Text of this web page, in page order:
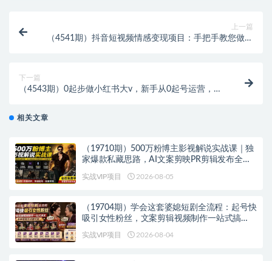
上一篇
（4541期）抖音短视频情感变现项目：手把手教您做一
下一篇
（4543期）0起步做小红书大v，新手从0起号运营，月
相关文章
（19710期）500万粉博主影视解说实战课｜独
家爆款私藏思路，AI文案剪映PR剪辑发布全流
实战VIP项目 2026-08-05
（19704期）学会这套婆媳短剧全流程：起号快
吸引女性粉丝，文案剪辑视频制作一站式搞
定，多种变现方式都可做
实战VIP项目 2026-08-04